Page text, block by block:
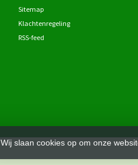
Wij slaan cookies op om onze
Sitemap
Klachtenregeling
RSS-feed